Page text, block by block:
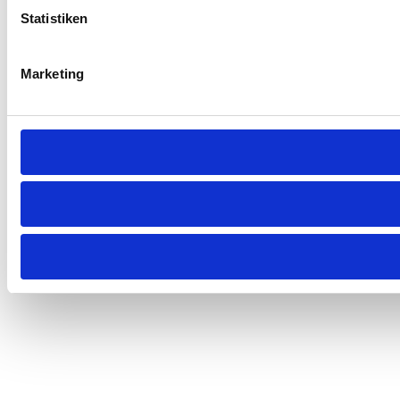
Statistiken
Marketing